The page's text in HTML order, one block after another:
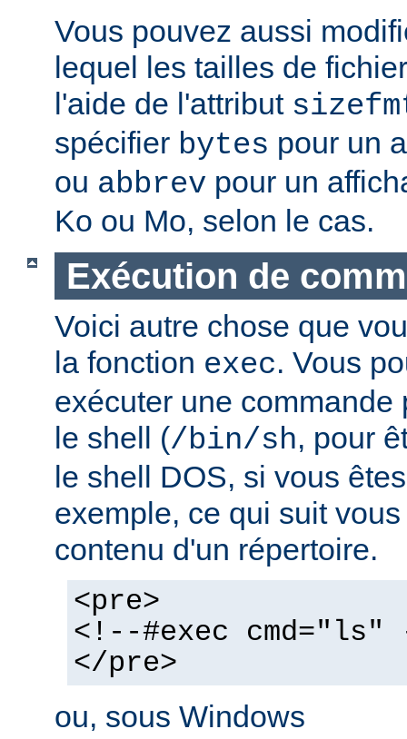
Vous pouvez aussi
lequel les tailles de
l'aide de l'attribut
spécifier bytes pour un
ou abbrev pour un
Ko ou Mo, selon le cas.
Exécution de
Voici autre chose que
la fonction exec. Vous
exécuter une commande
le shell (/bin/sh, pour
le shell DOS, si vous
exemple, ce qui suit
contenu d'un répertoire.
<pre>
<!--#exec cmd="ls"
</pre>
ou, sous Windows